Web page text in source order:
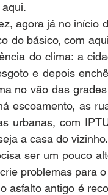
agora já no início
do básico, com
do clima: a
e depois
no vão das
escoamento, as
urbanas, com
a casa do vizinho.
ser um pouco
problemas para
asfalto antigo é